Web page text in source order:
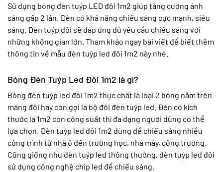
Sử dụng bóng đèn tuýp LED đôi 1m2 giúp tăng cường ánh
sáng gấp 2 lần. Đèn có khả năng chiếu sáng cực mạnh, siêu
sáng. Đèn tuýp đôi sẽ đáp ứng đủ yêu cầu chiếu sáng với
những không gian lớn. Tham khảo ngay bài viết để biết thêm
thông tin về mẫu đèn tuýp led đôi 1m2 này nhé.
Bóng Đèn Tuýp Led Đôi 1m2 là gì?
Bóng đèn tuýp led đôi 1m2 thực chất là loại 2 bóng nằm trên
máng đôi hay còn gọi là bộ đôi đèn tuýp led. Đèn có kích
thước là 1m2 còn công suất thì đa dạng người dùng có thể
lựa chọn. Đèn tuýp led đôi 1m2 dùng để chiếu sáng nhiều
công trình từ nhà ở đến trường học, nhà máy, công trường.
Cũng giống như đèn tuýp led thông thường, đèn tuýp led đôi
sử dụng công nghệ chip led để chiếu sáng.